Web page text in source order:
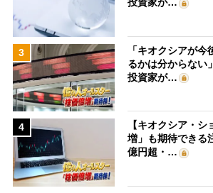
3
「キオクシアが
るかは分からない
投資家が…
4
【キオクシア・
増」も期待できる
億円超・…